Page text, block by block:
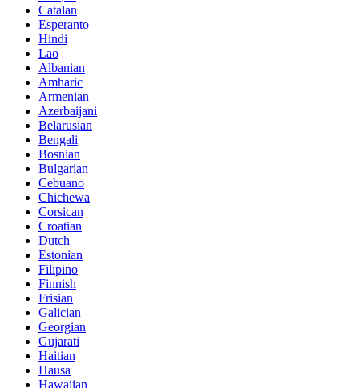
Catalan
Esperanto
Hindi
Lao
Albanian
Amharic
Armenian
Azerbaijani
Belarusian
Bengali
Bosnian
Bulgarian
Cebuano
Chichewa
Corsican
Croatian
Dutch
Estonian
Filipino
Finnish
Frisian
Galician
Georgian
Gujarati
Haitian
Hausa
Hawaiian